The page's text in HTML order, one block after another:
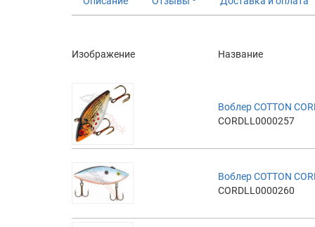
Изображение Название
Воблер COTTON
CORDLL0000257
Воблер COTTON
CORDLL0000260